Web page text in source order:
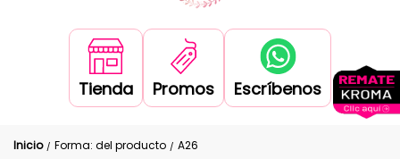
Tienda Promos Escríbenos
Inicio / Forma: del producto / A26